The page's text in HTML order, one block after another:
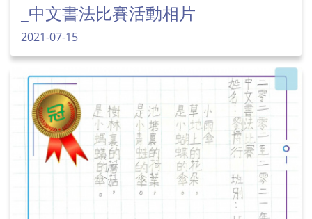
_中文書法比賽活動相片
2021-07-15